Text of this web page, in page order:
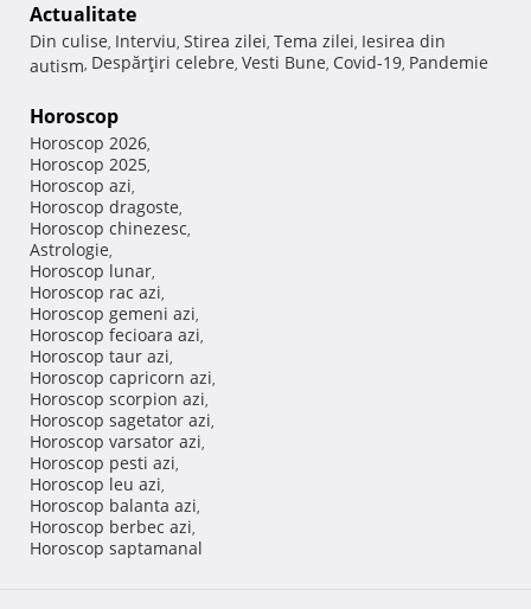
Actualitate
Din culise, Interviu, Stirea zilei, Tema zilei, Iesirea din
autism, Despărţiri celebre, Vesti Bune, Covid-19, Pandemie
Horoscop
Horoscop 2026,
Horoscop 2025,
Horoscop azi,
Horoscop dragoste,
Horoscop chinezesc,
Astrologie,
Horoscop lunar,
Horoscop rac azi,
Horoscop gemeni azi,
Horoscop fecioara azi,
Horoscop taur azi,
Horoscop capricorn azi,
Horoscop scorpion azi,
Horoscop sagetator azi,
Horoscop varsator azi,
Horoscop pesti azi,
Horoscop leu azi,
Horoscop balanta azi,
Horoscop berbec azi,
Horoscop saptamanal